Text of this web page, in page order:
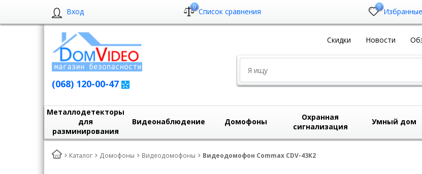
Вход 0 Список сравнения 0
Скидки Новости
(068) 120-00-47
Металлодетекторы
для
разминирования
Видеонаблюдение Домофоны
Охранная
сигнализация
Умный дом
Каталог Домофоны Видеодомофоны Видеодомофон Commax CDV-43K2